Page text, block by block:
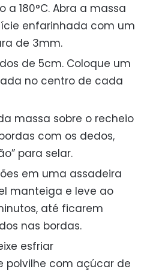
a 180°C. Abra a massa
enfarinhada com um
de 3mm.
de 5cm. Coloque um
no centro de cada
massa sobre o recheio
com os dedos,
para selar.
em uma assadeira
manteiga e leve ao
até ficarem
nas bordas.
esfriar
polvilhe com açúcar de